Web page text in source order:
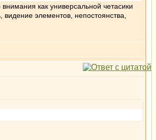
как универсальной четасики
элементов, непостоянства,